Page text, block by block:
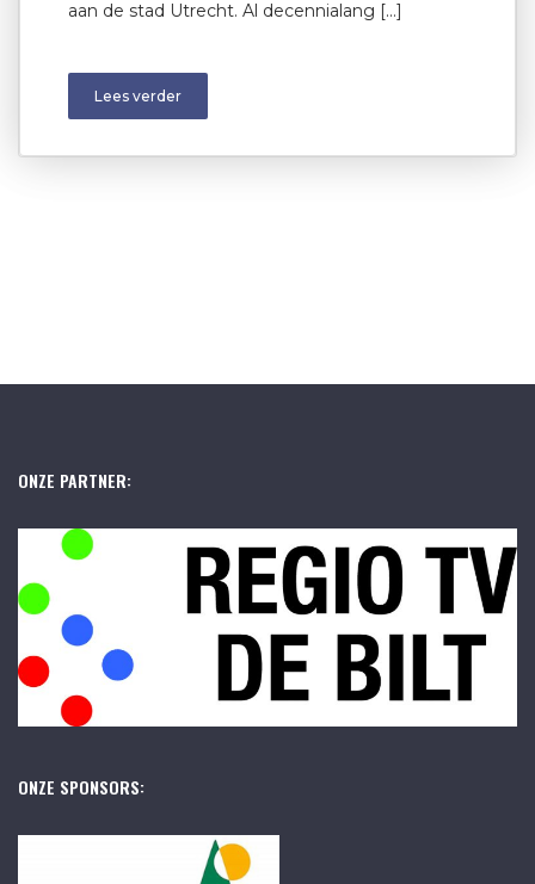
aan de stad Utrecht. Al decennialang […]
Lees verder
ONZE PARTNER:
ONZE SPONSORS: